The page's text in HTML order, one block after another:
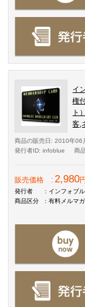
イ
権
ト
客,
商品の販売日 : 2010年06
発行者ID: infoblue 商
販売価格 :2,980
発行者
: インフォブ
商品区分
: 有料メルマガ